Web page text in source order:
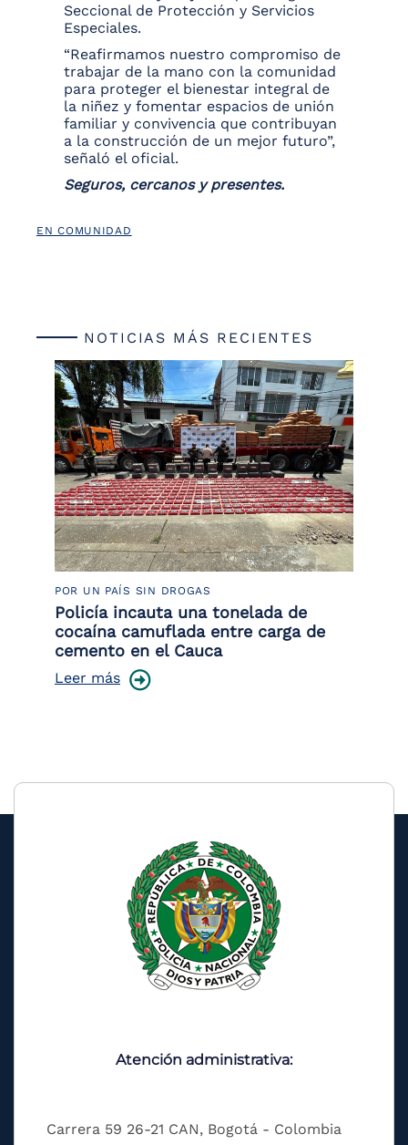
Seccional de Protección y Servicios
Especiales.
“Reafirmamos nuestro compromiso de
trabajar de la mano con la comunidad
para proteger el bienestar integral de
la niñez y fomentar espacios de unión
familiar y convivencia que contribuyan
a la construcción de un mejor futuro”,
señaló el oficial.
Seguros, cercanos y presentes.
EN COMUNIDAD
NOTICIAS MÁS RECIENTES
POR UN PAÍS SIN DROGAS
Policía incauta una tonelada de
cocaína camuflada entre carga de
cemento en el Cauca
Leer más
Atención administrativa:
Carrera 59 26-21 CAN, Bogotá - Colombia